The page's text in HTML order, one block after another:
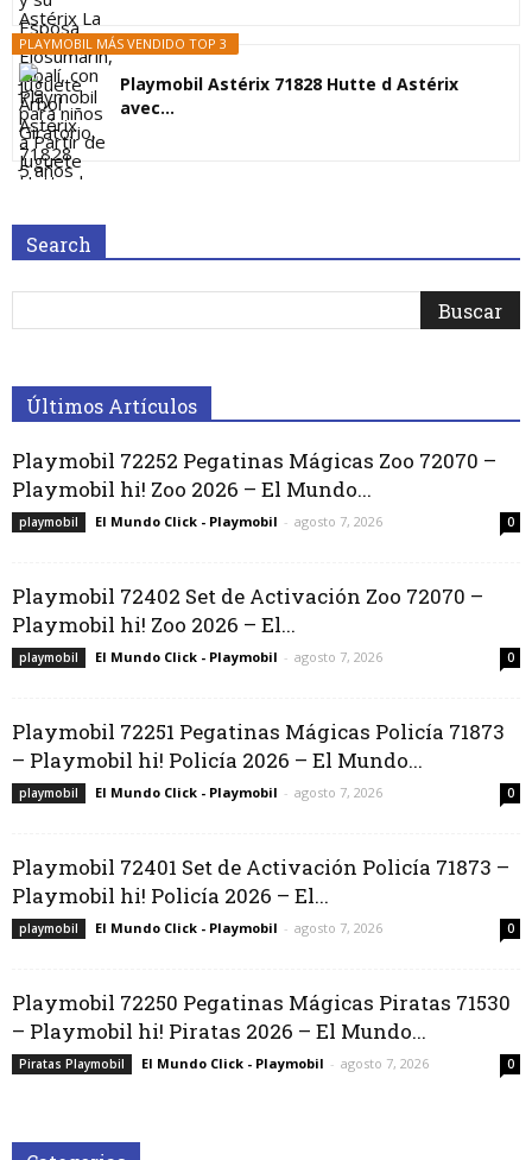
PLAYMOBIL MÁS VENDIDO TOP 3
Playmobil Astérix 71828 Hutte d Astérix
avec...
Search
Últimos Artículos
Playmobil 72252 Pegatinas Mágicas Zoo 72070 –
Playmobil hi! Zoo 2026 – El Mundo...
playmobil El Mundo Click - Playmobil - agosto 7, 2026 0
Playmobil 72402 Set de Activación Zoo 72070 –
Playmobil hi! Zoo 2026 – El...
playmobil El Mundo Click - Playmobil - agosto 7, 2026 0
Playmobil 72251 Pegatinas Mágicas Policía 71873
– Playmobil hi! Policía 2026 – El Mundo...
playmobil El Mundo Click - Playmobil - agosto 7, 2026 0
Playmobil 72401 Set de Activación Policía 71873 –
Playmobil hi! Policía 2026 – El...
playmobil El Mundo Click - Playmobil - agosto 7, 2026 0
Playmobil 72250 Pegatinas Mágicas Piratas 71530
– Playmobil hi! Piratas 2026 – El Mundo...
Piratas Playmobil El Mundo Click - Playmobil - agosto 7, 2026 0